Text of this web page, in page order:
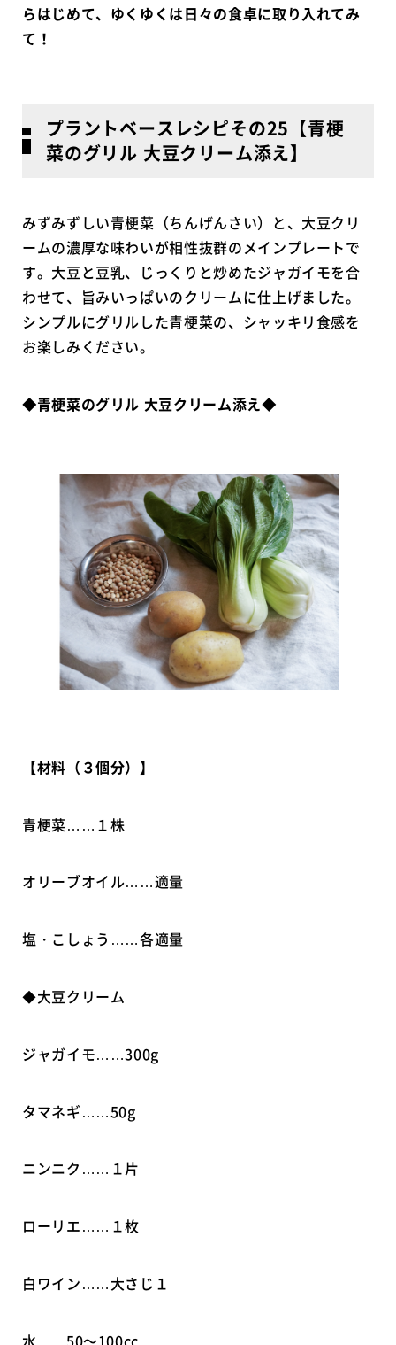
らはじめて、ゆくゆくは日々の食卓に取り入れてみ
て！
プラントベースレシピその25【青梗
菜のグリル 大豆クリーム添え】
みずみずしい青梗菜（ちんげんさい）と、大豆クリ
ームの濃厚な味わいが相性抜群のメインプレートで
す。大豆と豆乳、じっくりと炒めたジャガイモを合
わせて、旨みいっぱいのクリームに仕上げました。
シンプルにグリルした青梗菜の、シャッキリ食感を
お楽しみください。
◆青梗菜のグリル 大豆クリーム添え◆
【材料（３個分）】
青梗菜……１株
オリーブオイル……適量
塩・こしょう……各適量
◆大豆クリーム
ジャガイモ……300g
タマネギ……50g
ニンニク……１片
ローリエ……１枚
白ワイン……大さじ１
水……50〜100cc